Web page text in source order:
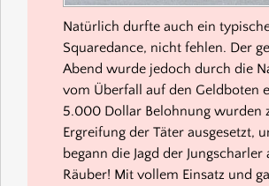
Natürlich durfte auch ein
Squaredance, nicht fehlen. Der
Abend wurde jedoch durch die
vom Überfall auf den Geldboten
5.000 Dollar Belohnung wurden
Ergreifung der Täter ausgesetzt,
begann die Jagd der Jungscharler
Räuber! Mit vollem Einsatz und